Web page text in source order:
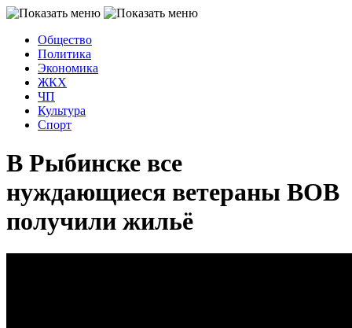
Общество
Политика
Экономика
ЖКХ
ЧП
Культура
Спорт
В Рыбинске все
нуждающиеся ветераны ВОВ
получили жильё